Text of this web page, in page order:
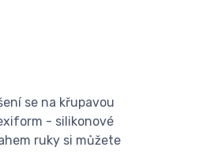
se na křupavou
- silikonové
ruky si můžete